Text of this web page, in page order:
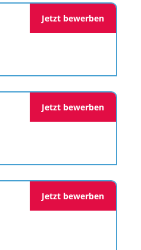
Jetzt bewerben
Jetzt bewerben
Jetzt bewerben